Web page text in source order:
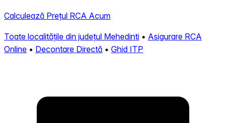
Calculează Prețul RCA Acum
Toate localitățile din județul Mehedinti • Asigurare RCA
Online • Decontare Directă • Ghid ITP